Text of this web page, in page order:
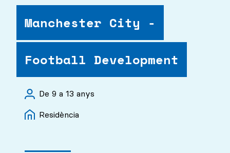
Manchester City -
Football Development
De 9 a 13 anys
Residència